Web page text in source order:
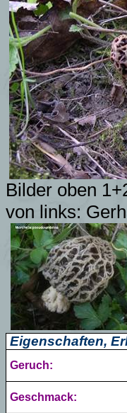
Bilder oben
von links:
Eigenschaften,
Geruch:
Geschmack: